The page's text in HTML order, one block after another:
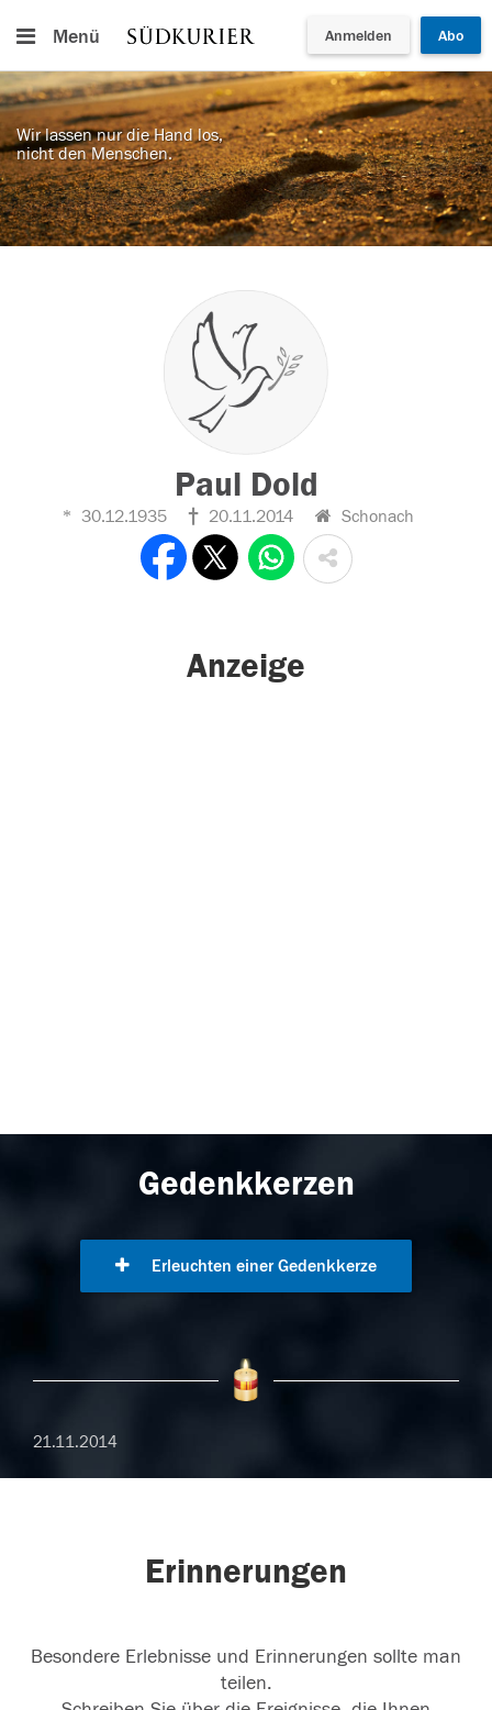
Menü Anmelden Abo
Wir lassen nur die Hand los,
nicht den Menschen.
Paul Dold
30.12.1935 20.11.2014 Schonach
Anzeige
Gedenkkerzen
Erleuchten einer Gedenkkerze
21.11.2014
Erinnerungen
Besondere Erlebnisse und Erinnerungen sollte man
teilen.